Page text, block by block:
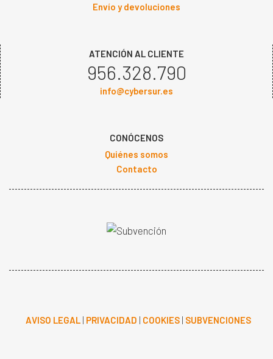
Envío y devoluciones
ATENCIÓN AL CLIENTE
956.328.790
info@cybersur.es
CONÓCENOS
Quiénes somos
Contacto
AVISO LEGAL | PRIVACIDAD | COOKIES | SUBVENCIONES